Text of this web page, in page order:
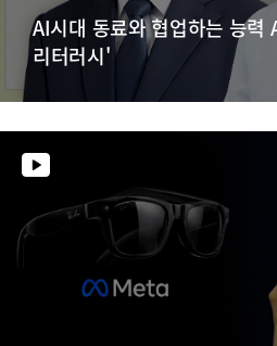
AI시대 동료와 협업하는 능력
리터러시'